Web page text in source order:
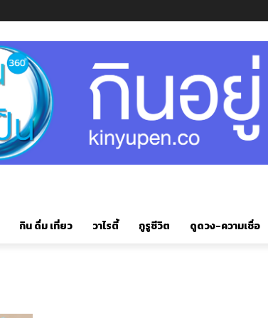
กิน ดื่ม เที่ยว วาไรตี้ กูรูชีวิต ดูดวง-ความเชื่อ